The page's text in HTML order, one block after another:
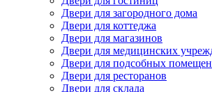
Двери для загородного дома
Двери для коттеджа
Двери для магазинов
Двери для медицинских
Двери для подсобных
Двери для ресторанов
Двери для склада